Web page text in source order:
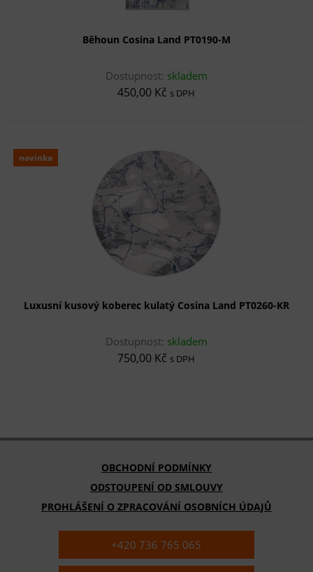
Běhoun Cosina Land PT0190-M
Dostupnost: skladem
450,00 Kč s DPH
novinka
Luxusní kusový koberec kulatý Cosina Land PT0260-KR
Dostupnost: skladem
750,00 Kč s DPH
OBCHODNÍ PODMÍNKY
ODSTOUPENÍ OD SMLOUVY
PROHLÁŠENÍ O ZPRACOVÁNÍ OSOBNÍCH ÚDAJŮ
+420 736 765 065